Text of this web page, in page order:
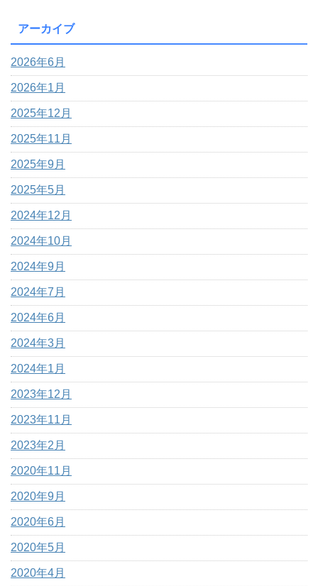
アーカイブ
2026年6月
2026年1月
2025年12月
2025年11月
2025年9月
2025年5月
2024年12月
2024年10月
2024年9月
2024年7月
2024年6月
2024年3月
2024年1月
2023年12月
2023年11月
2023年2月
2020年11月
2020年9月
2020年6月
2020年5月
2020年4月